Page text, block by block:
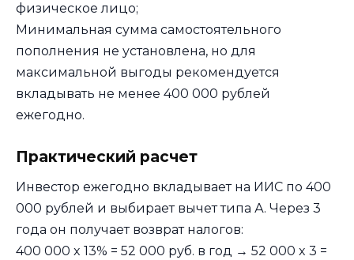
физическое лицо;
Минимальная сумма самостоятельного
пополнения не установлена, но для
максимальной выгоды рекомендуется
вкладывать не менее 400 000 рублей
ежегодно.
Практический расчет
Инвестор ежегодно вкладывает на ИИС по 400
000 рублей и выбирает вычет типа А. Через 3
года он получает возврат налогов:
400 000 x 13% = 52 000 руб. в год → 52 000 x 3 =